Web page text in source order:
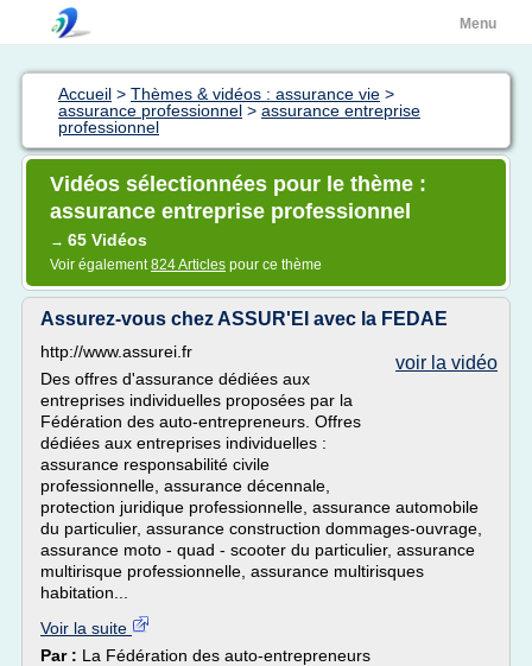
Menu
Accueil > Thèmes & vidéos : assurance vie >
assurance professionnel > assurance entreprise
professionnel
Vidéos sélectionnées pour le thème :
assurance entreprise professionnel
→ 65 Vidéos
Voir également824 Articles pour ce thème
Assurez-vous chez ASSUR'EI avec la FEDAE
voir la vidéo
http://www.assurei.fr
Des offres d'assurance dédiées aux
entreprises individuelles proposées par la
Fédération des auto-entrepreneurs. Offres
dédiées aux entreprises individuelles :
assurance responsabilité civile
professionnelle, assurance décennale,
protection juridique professionnelle, assurance automobile
du particulier, assurance construction dommages-ouvrage,
assurance moto - quad - scooter du particulier, assurance
multirisque professionnelle, assurance multirisques
habitation...
Voir la suite
Par : La Fédération des auto-entrepreneurs